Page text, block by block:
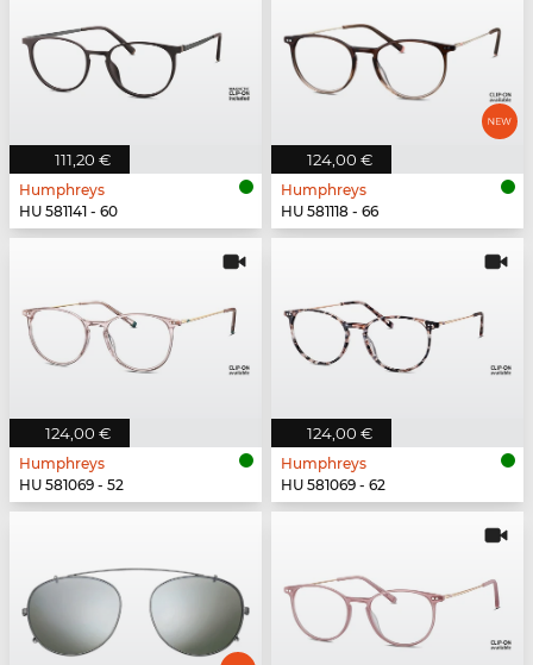
111,20 €
Humphreys
HU 581141 - 60
124,00 €
Humphreys
HU 581118 - 66
124,00 €
Humphreys
HU 581069 - 52
124,00 €
Humphreys
HU 581069 - 62